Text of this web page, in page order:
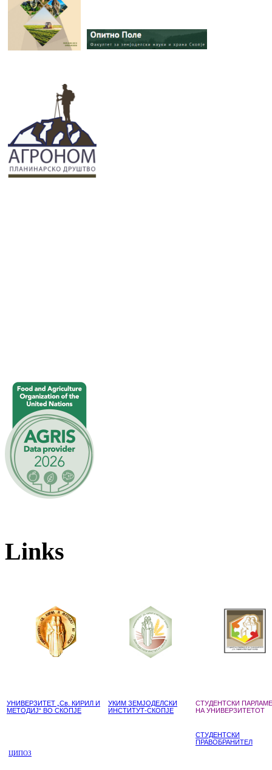
Links
УНИВЕРЗИТЕТ „Св. КИРИЛ И
МЕТОДИЈ“ ВО СКОПЈЕ
УКИМ ЗЕМЈОДЕЛСКИ
ИНСТИТУТ-СКОПЈЕ
СТУДЕНТСКИ
НА УНИВЕРЗИТЕТОТ
СТУДЕНТСКИ
ПРАВОБРАНИТЕЛ
ЦИПОЗ